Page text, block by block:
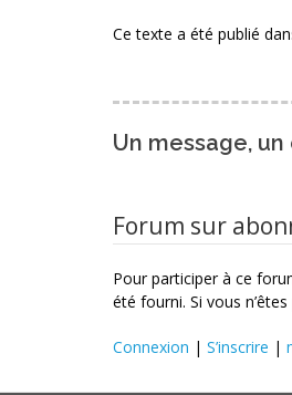
Ce texte a été publié
Un message,
Forum sur
Pour participer à ce
été fourni. Si vous
Connexion | S’inscrire |